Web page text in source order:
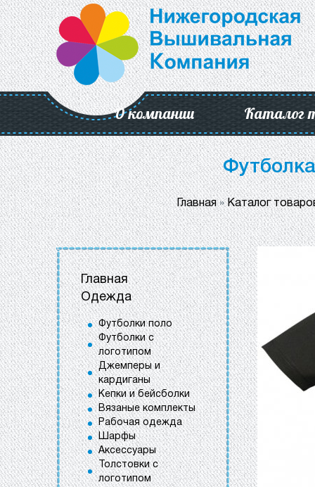
О компании Каталог
Главная»Каталог
Главная
Одежда
Футболки поло
Футболки с
логотипом
Джемперы и
кардиганы
Кепки и бейсболки
Вязаные комплекты
Рабочая одежда
Шарфы
Аксессуары
Толстовки с
логотипом